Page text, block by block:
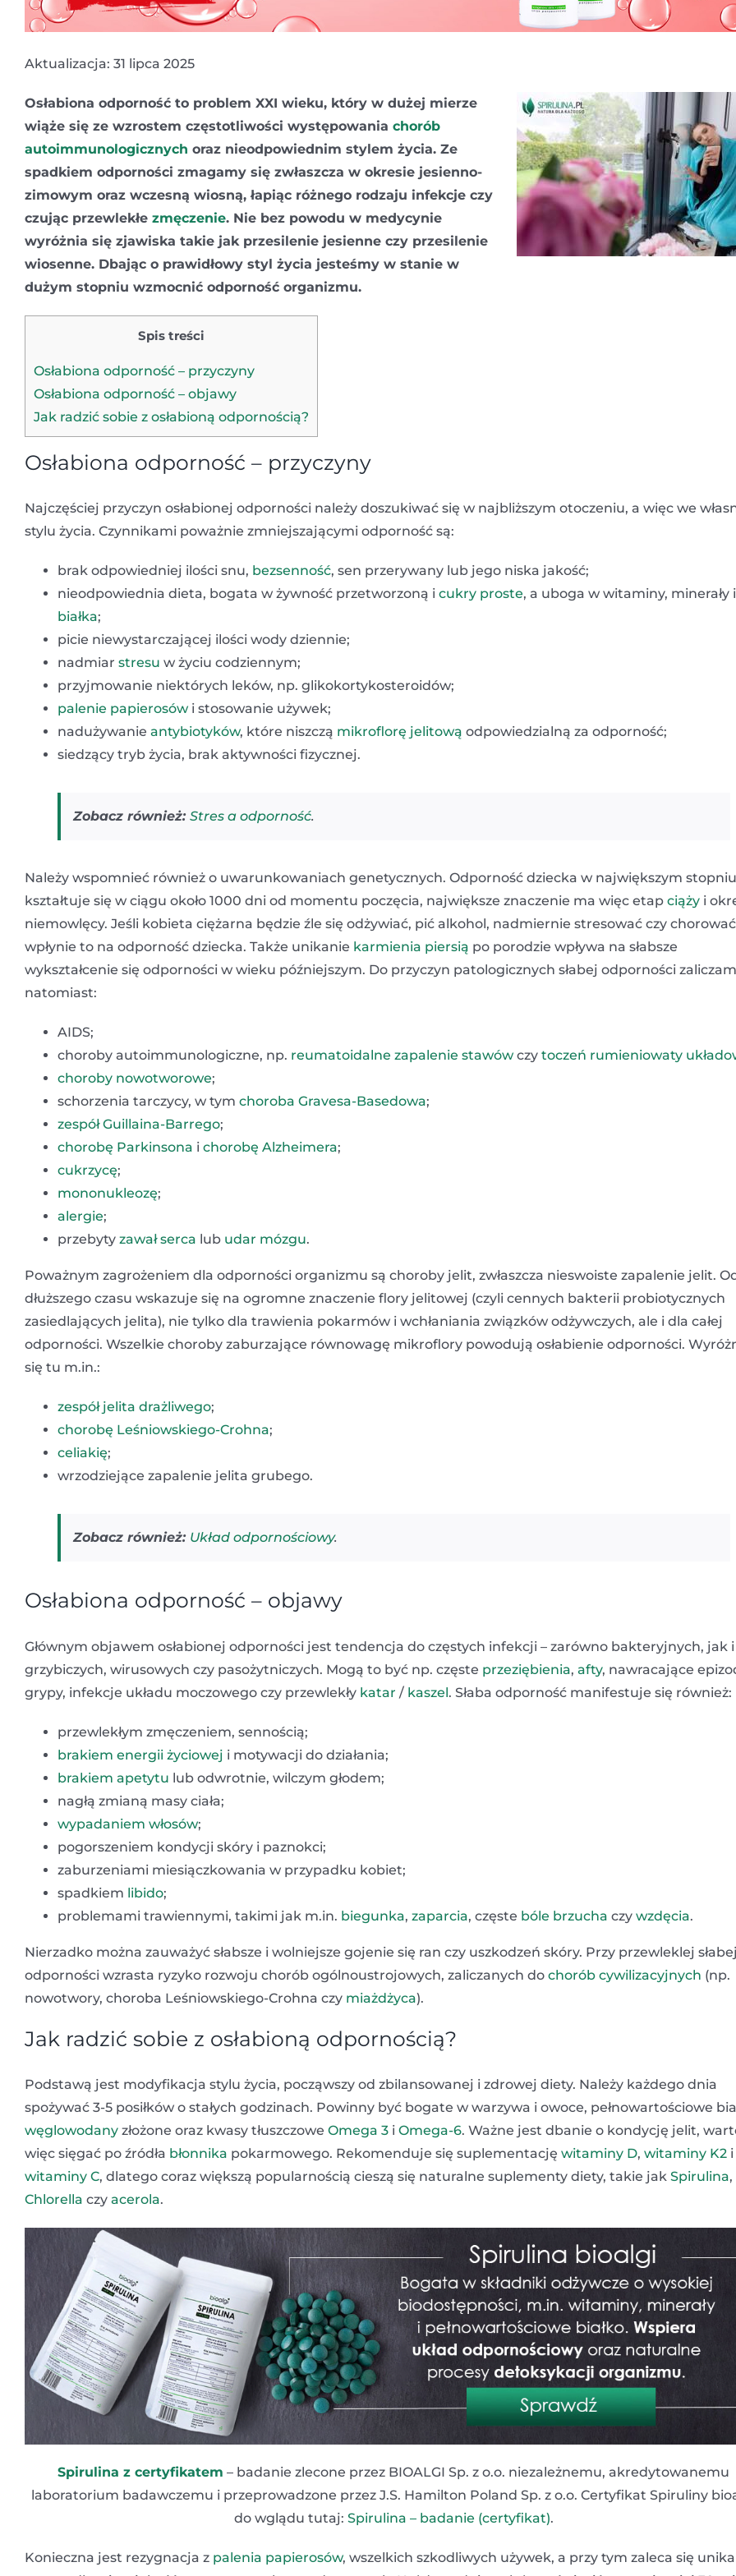
Aktualizacja: 31 lipca 2025
Osłabiona odporność to problem XXI wieku, który w dużej mierze
wiąże się ze wzrostem częstotliwości występowania chorób
autoimmunologicznych oraz nieodpowiednim stylem życia. Ze
spadkiem odporności zmagamy się zwłaszcza w okresie jesienno-
zimowym oraz wczesną wiosną, łapiąc różnego rodzaju infekcje czy
czując przewlekłe zmęczenie. Nie bez powodu w medycynie
wyróżnia się zjawiska takie jak przesilenie jesienne czy przesilenie
wiosenne. Dbając o prawidłowy styl życia jesteśmy w stanie w
dużym stopniu wzmocnić odporność organizmu.
Spis treści
Osłabiona odporność – przyczyny
Osłabiona odporność – objawy
Jak radzić sobie z osłabioną odpornością?
Osłabiona odporność – przyczyny
Najczęściej przyczyn osłabionej odporności należy doszukiwać się w najbliższym otoczeniu, a więc we
stylu życia. Czynnikami poważnie zmniejszającymi odporność są:
brak odpowiedniej ilości snu, bezsenność, sen przerywany lub jego niska jakość;
nieodpowiednia dieta, bogata w żywność przetworzoną i cukry proste, a uboga w witaminy, minerały i
białka;
picie niewystarczającej ilości wody dziennie;
nadmiar stresu w życiu codziennym;
przyjmowanie niektórych leków, np. glikokortykosteroidów;
palenie papierosów i stosowanie używek;
nadużywanie antybiotyków, które niszczą mikroflorę jelitową odpowiedzialną za odporność;
siedzący tryb życia, brak aktywności fizycznej.
Zobacz również: Stres a odporność.
Należy wspomnieć również o uwarunkowaniach genetycznych. Odporność dziecka w największym stopniu
kształtuje się w ciągu około 1000 dni od momentu poczęcia, największe znaczenie ma więc etap ciąży i
niemowlęcy. Jeśli kobieta ciężarna będzie źle się odżywiać, pić alkohol, nadmiernie stresować czy
wpłynie to na odporność dziecka. Także unikanie karmienia piersią po porodzie wpływa na słabsze
wykształcenie się odporności w wieku późniejszym. Do przyczyn patologicznych słabej odporności
natomiast:
AIDS;
choroby autoimmunologiczne, np. reumatoidalne zapalenie stawów czy toczeń rumieniowaty
choroby nowotworowe;
schorzenia tarczycy, w tym choroba Gravesa-Basedowa;
zespół Guillaina-Barrego;
chorobę Parkinsona i chorobę Alzheimera;
cukrzycę;
mononukleozę;
alergie;
przebyty zawał serca lub udar mózgu.
Poważnym zagrożeniem dla odporności organizmu są choroby jelit, zwłaszcza nieswoiste zapalenie jelit.
dłuższego czasu wskazuje się na ogromne znaczenie flory jelitowej (czyli cennych bakterii probiotycznych
zasiedlających jelita), nie tylko dla trawienia pokarmów i wchłaniania związków odżywczych, ale i dla całej
odporności. Wszelkie choroby zaburzające równowagę mikroflory powodują osłabienie odporności.
się tu m.in.:
zespół jelita drażliwego;
chorobę Leśniowskiego-Crohna;
celiakię;
wrzodziejące zapalenie jelita grubego.
Zobacz również: Układ odpornościowy.
Osłabiona odporność – objawy
Głównym objawem osłabionej odporności jest tendencja do częstych infekcji – zarówno bakteryjnych, jak i
grzybiczych, wirusowych czy pasożytniczych. Mogą to być np. częste przeziębienia, afty, nawracające
grypy, infekcje układu moczowego czy przewlekły katar / kaszel. Słaba odporność manifestuje się również:
przewlekłym zmęczeniem, sennością;
brakiem energii życiowej i motywacji do działania;
brakiem apetytu lub odwrotnie, wilczym głodem;
nagłą zmianą masy ciała;
wypadaniem włosów;
pogorszeniem kondycji skóry i paznokci;
zaburzeniami miesiączkowania w przypadku kobiet;
spadkiem libido;
problemami trawiennymi, takimi jak m.in. biegunka, zaparcia, częste bóle brzucha czy wzdęcia.
Nierzadko można zauważyć słabsze i wolniejsze gojenie się ran czy uszkodzeń skóry. Przy przewleklej
odporności wzrasta ryzyko rozwoju chorób ogólnoustrojowych, zaliczanych do chorób cywilizacyjnych (np.
nowotwory, choroba Leśniowskiego-Crohna czy miażdżyca).
Jak radzić sobie z osłabioną odpornością?
Podstawą jest modyfikacja stylu życia, począwszy od zbilansowanej i zdrowej diety. Należy każdego dnia
spożywać 3-5 posiłków o stałych godzinach. Powinny być bogate w warzywa i owoce, pełnowartościowe
węglowodany złożone oraz kwasy tłuszczowe Omega 3 i Omega-6. Ważne jest dbanie o kondycję jelit,
więc sięgać po źródła błonnika pokarmowego. Rekomenduje się suplementację witaminy D, witaminy K2 i
witaminy C, dlatego coraz większą popularnością cieszą się naturalne suplementy diety, takie jak Spirulina,
Chlorella czy acerola.
Spirulina z certyfikatem – badanie zlecone przez BIOALGI Sp. z o.o. niezależnemu, akredytowanemu
laboratorium badawczemu i przeprowadzone przez J.S. Hamilton Poland Sp. z o.o. Certyfikat Spiruliny
do wglądu tutaj: Spirulina – badanie (certyfikat).
Konieczna jest rezygnacja z palenia papierosów, wszelkich szkodliwych używek, a przy tym zaleca się